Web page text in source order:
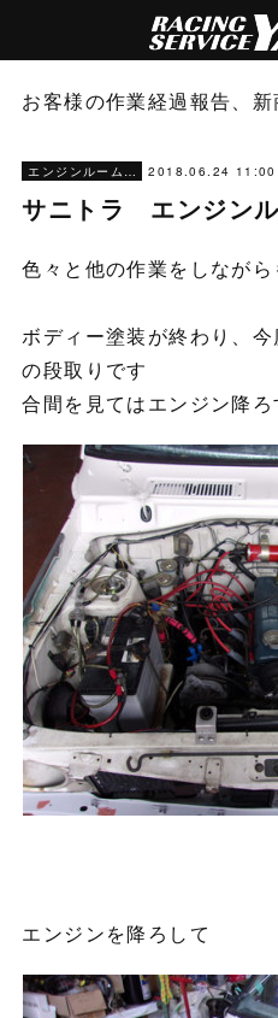
お客様の作業経過報告、
エンジンルーム塗装 2018.06.24 11:00
サニトラ エンジン
色々と他の作業をしなが
ボディー塗装が終わり、
の段取りです
合間を見てはエンジン降
エンジンを降ろして